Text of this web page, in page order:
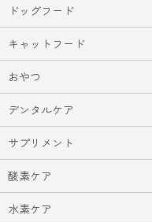
ドッグフード
キャットフード
おやつ
デンタルケア
サプリメント
酸素ケア
水素ケア